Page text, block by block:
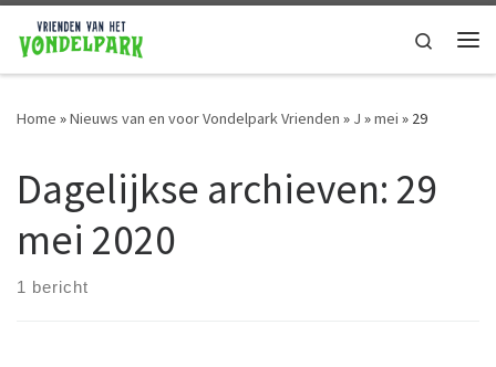
Ga naar de inhoud Search
Home »Nieuws van en voor Vondelpark Vrienden » J »mei » 29
Dagelijkse archieven: 29
mei 2020
1 bericht